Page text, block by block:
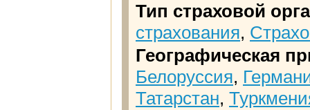
Тип страховой
страхования,
Географическая
Белоруссия,
Татарстан,